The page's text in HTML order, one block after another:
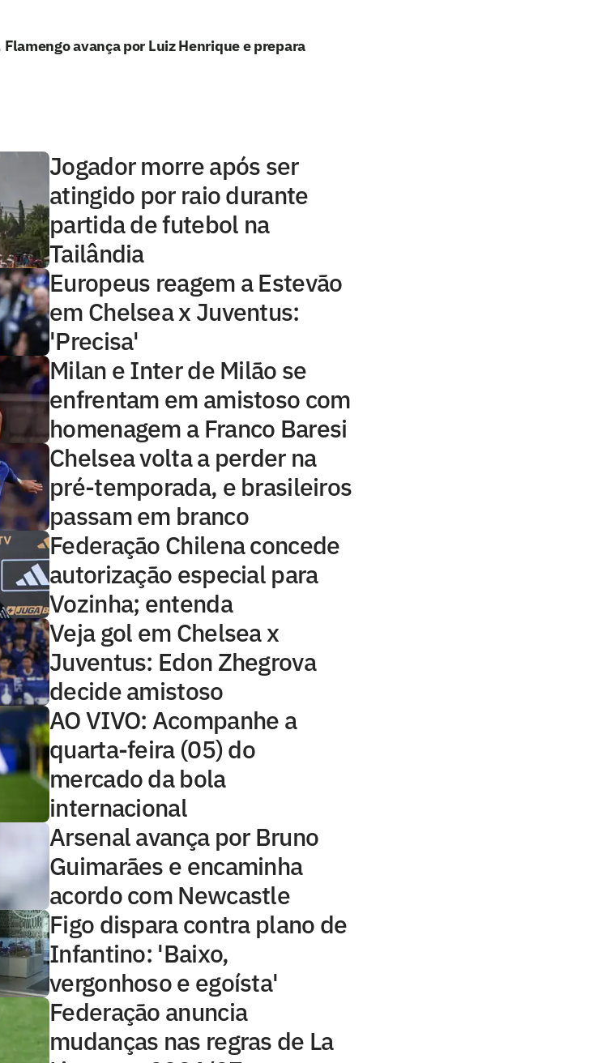
avança por Luiz Henrique e prepara
Jogador morre após ser
atingido por raio durante
partida de futebol na
Tailândia
Europeus reagem a Estevão
em Chelsea x Juventus:
'Precisa'
Milan e Inter de Milão se
enfrentam em amistoso com
homenagem a Franco Baresi
Chelsea volta a perder na
pré-temporada, e brasileiros
passam em branco
Federação Chilena concede
autorização especial para
Vozinha; entenda
Veja gol em Chelsea x
Juventus: Edon Zhegrova
decide amistoso
AO VIVO: Acompanhe a
quarta-feira (05) do
mercado da bola
internacional
Arsenal avança por Bruno
Guimarães e encaminha
acordo com Newcastle
Figo dispara contra plano de
Infantino: 'Baixo,
vergonhoso e egoísta'
Federação anuncia
mudanças nas regras de La